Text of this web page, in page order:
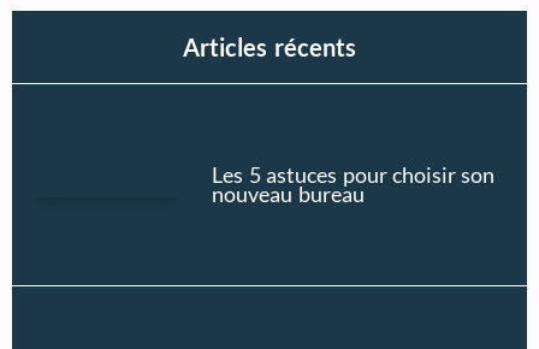
Articles récents
Les 5 astuces pour choisir son
nouveau bureau